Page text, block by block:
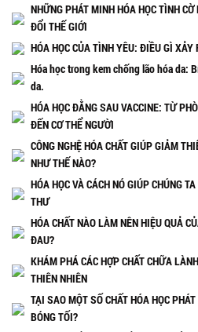
NHỮNG PHÁT MINH HÓA HỌC TÌNH
ĐỔI THẾ GIỚI
HÓA HỌC CỦA TÌNH YÊU: ĐIỀU GÌ
Hóa học trong kem chống lão hóa da:
da.
HÓA HỌC ĐẰNG SAU VACCINE: TỪ
ĐẾN CƠ THỂ NGƯỜI
CÔNG NGHỆ HÓA CHẤT GIÚP GIẢM
NHƯ THẾ NÀO?
HÓA HỌC VÀ CÁCH NÓ GIÚP CHÚNG
THƯ
HÓA CHẤT NÀO LÀM NÊN HIỆU QUẢ
ĐAU?
KHÁM PHÁ CÁC HỢP CHẤT CHỮA
THIÊN NHIÊN
TẠI SAO MỘT SỐ CHẤT HÓA HỌC
BÓNG TỐI?